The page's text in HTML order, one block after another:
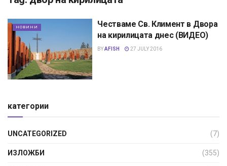
НОВИНИ
Честваме Св. Климент в Двора
на кирилицата днес (ВИДЕО)
BYAFISH 27 JULY 2016
категории
UNCATEGORIZED (7)
ИЗЛОЖБИ (355)